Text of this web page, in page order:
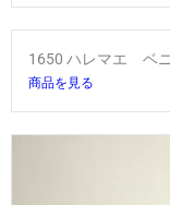
1650 ハレマエ ベ
商品を見る